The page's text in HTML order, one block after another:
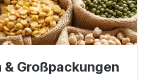
& Großpackungen